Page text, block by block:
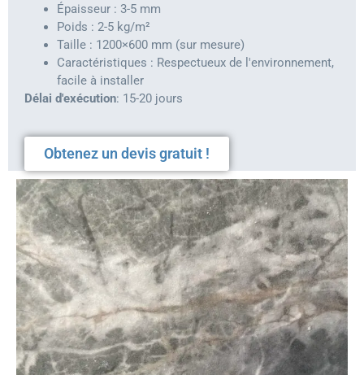
Épaisseur : 3-5 mm
Poids : 2-5 kg/m²
Taille : 1200×600 mm (sur mesure)
Caractéristiques : Respectueux de l'environnement,
facile à installer
Délai d'exécution: 15-20 jours
Obtenez un devis gratuit !